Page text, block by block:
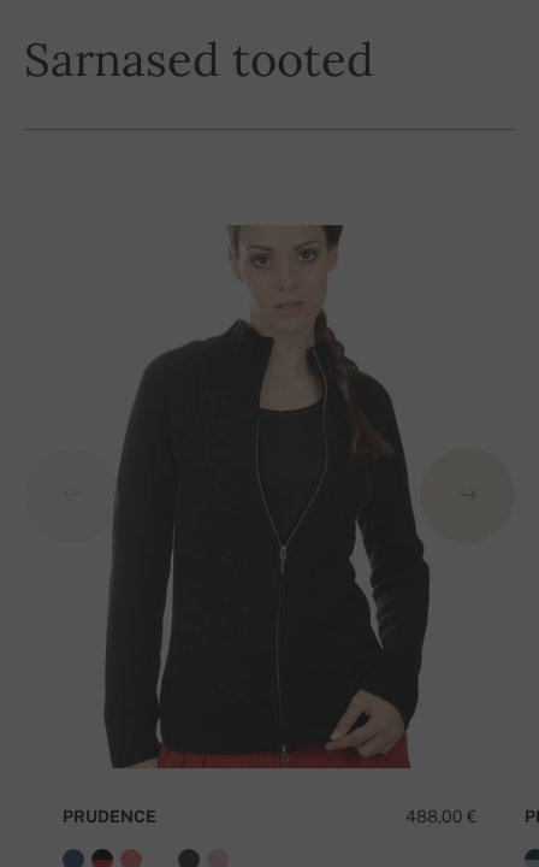
Sarnased tooted
488,00 €
PRUDENCE